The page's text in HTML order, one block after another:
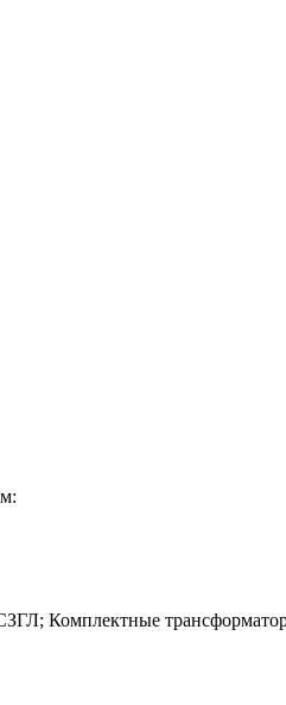
Комплектные